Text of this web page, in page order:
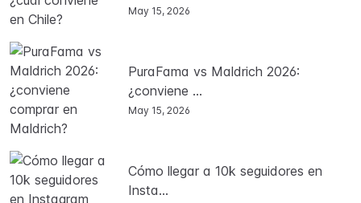
May 15, 2026
PuraFama vs Maldrich 2026:
¿conviene ...
May 15, 2026
Cómo llegar a 10k seguidores en
Insta...